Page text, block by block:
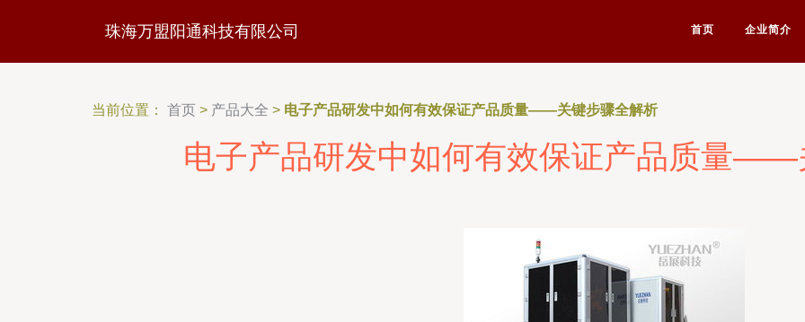
珠海万盟阳通科技有限公司 首页 企业简介
当前位置： 首页 > 产品大全 > 电子产品研发中如何有效保证产品质量——关键步骤全解析
电子产品研发中如何有效保证产品质量——